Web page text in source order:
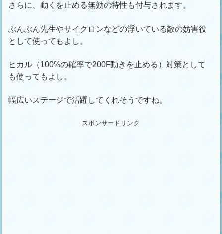
さらに、動くを止める無効の特性も付与されます。
ぶんぶん先生やサイクロンなどの浮いている敵の妨害役
として使ってもよし。
ヒカル（100%の確率で200F動きを止める）対策として
も使ってもよし。
幅広いステージで活躍してくれそうですね。
スポンサードリンク